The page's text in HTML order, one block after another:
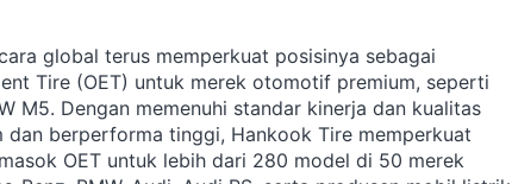
global terus memperkuat posisinya sebagai
Tire (OET) untuk merek otomotif premium, seperti
M5. Dengan memenuhi standar kinerja dan kualitas
berperforma tinggi, Hankook Tire memperkuat
OET untuk lebih dari 280 model di 50 merek